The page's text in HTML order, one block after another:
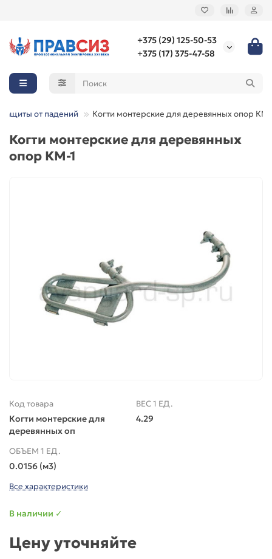
+375 (29) 125-50-53
+375 (17) 375-47-58
от падений Когти монтерские для деревянных опор КМ-
Когти монтерские для деревянных
опор КМ-1
Код товара
Когти монтерские для
деревянных оп
ВЕС 1 ЕД.
4.29
ОБЪЕМ 1 ЕД.
0.0156 (м3)
Все характеристики
В наличии ✓
Цену уточняйте